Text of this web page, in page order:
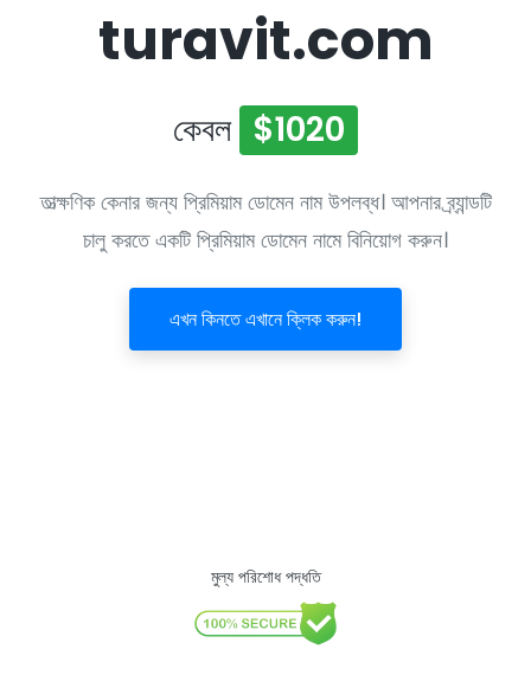
turavit.com
কেবল $1020
তাত্ক্ষণিক কেনার জন্য প্রিমিয়াম ডোমেন নাম উপলব্ধ। আপনার ব্র্যান্ডটি
চালু করতে একটি প্রিমিয়াম ডোমেন নামে বিনিয়োগ করুন।
এখন কিনতে এখানে ক্লিক করুন!
মুল্য পরিশোধ পদ্ধতি